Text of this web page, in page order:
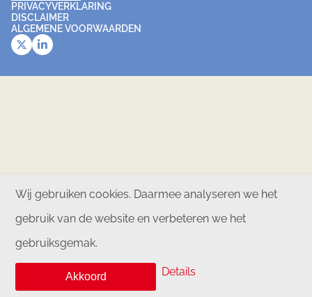
PRIVACYVERKLARING
DISCLAIMER
ALGEMENE VOORWAARDEN
Wij gebruiken cookies. Daarmee analyseren we het
gebruik van de website en verbeteren we het
gebruiksgemak.
Details
Akkoord